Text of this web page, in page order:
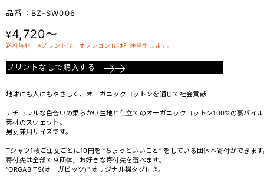
品番：BZ-SW006
¥4,720～
送料無料丨※プリント代、オプション代は別途発生します。
プリントなしで購入する
地球にも人にもやさしく、オーガニックコットンを通じて社会貢献
ナチュラルな色合いの柔らかい生地と仕立てのオーガニックコットン100%の裏パイル
素材のスウェット。
男女兼用サイズです。
Tシャツ1枚ご注文ごとに10円を ”ちょっといいこと” をしている団体へ寄付ができま
寄付先は全部で９団体。お好きな寄付先を選べます。
"ORGABITS(オーガビッツ)" オリジナル襟タグ付き。